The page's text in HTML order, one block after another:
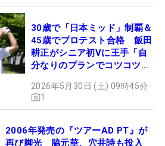
30歳で「日本ミッド」制覇＆
45歳でプロテスト合格 飯田
耕正がシニア初Vに王手「自
分なりのプランでコツコツ
2026年5月30日 (土) 09時45分
1
2006年発売の『ツアーAD PT』が
再び脚光 脇元華、穴井詩も投入